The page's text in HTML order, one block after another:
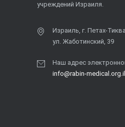
учреждений Израиля.
Израиль, г. Петах-Тиква
ул. Жаботинский, 39
Наш адрес
info@rabin-medical.org.il